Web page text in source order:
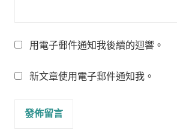
用電子郵件通知我後續的迴響。
新文章使用電子郵件通知我。